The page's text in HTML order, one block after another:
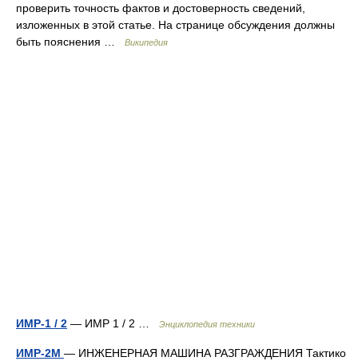
проверить точность фактов и достоверность сведений,
изложенных в этой статье. На странице обсуждения должны
быть пояснения …
Википедия
ИМР-1 / 2 — ИМР 1 / 2 … Энциклопедия техники
ИМР-2М — ИНЖЕНЕРНАЯ МАШИНА РАЗГРАЖДЕНИЯ Тактико